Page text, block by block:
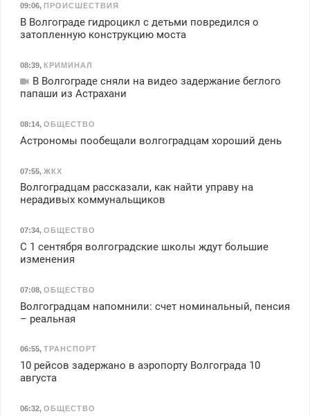
09:06, ПРОИСШЕСТВИЯ
В Волгограде гидроцикл с детьми повредился о
затопленную конструкцию моста
08:39, КРИМИНАЛ
В Волгограде сняли на видео задержание беглого
папаши из Астрахани
08:14, ОБЩЕСТВО
Астрономы пообещали волгоградцам хороший день
07:55, ЖКХ
Волгоградцам рассказали, как найти управу на
нерадивых коммунальщиков
07:34, ОБЩЕСТВО
С 1 сентября волгоградские школы ждут большие
изменения
07:08, ОБЩЕСТВО
Волгоградцам напомнили: счет номинальный, пенсия
– реальная
06:55, ТРАНСПОРТ
10 рейсов задержано в аэропорту Волгограда 10
августа
06:32, ОБЩЕСТВО